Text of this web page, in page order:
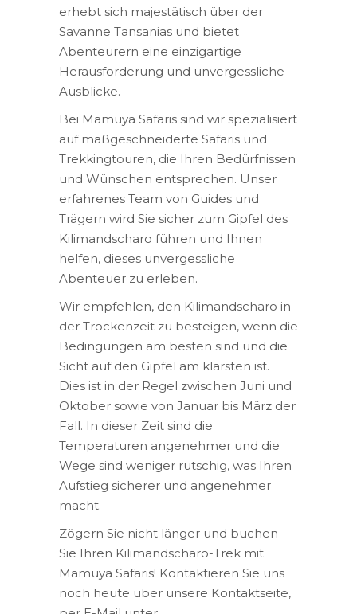
erhebt sich majestätisch über der
Savanne Tansanias und bietet
Abenteurern eine einzigartige
Herausforderung und unvergessliche
Ausblicke.
Bei Mamuya Safaris sind wir spezialisiert
auf maßgeschneiderte Safaris und
Trekkingtouren, die Ihren Bedürfnissen
und Wünschen entsprechen. Unser
erfahrenes Team von Guides und
Trägern wird Sie sicher zum Gipfel des
Kilimandscharo führen und Ihnen
helfen, dieses unvergessliche
Abenteuer zu erleben.
Wir empfehlen, den Kilimandscharo in
der Trockenzeit zu besteigen, wenn die
Bedingungen am besten sind und die
Sicht auf den Gipfel am klarsten ist.
Dies ist in der Regel zwischen Juni und
Oktober sowie von Januar bis März der
Fall. In dieser Zeit sind die
Temperaturen angenehmer und die
Wege sind weniger rutschig, was Ihren
Aufstieg sicherer und angenehmer
macht.
Zögern Sie nicht länger und buchen
Sie Ihren Kilimandscharo-Trek mit
Mamuya Safaris! Kontaktieren Sie uns
noch heute über unsere Kontaktseite,